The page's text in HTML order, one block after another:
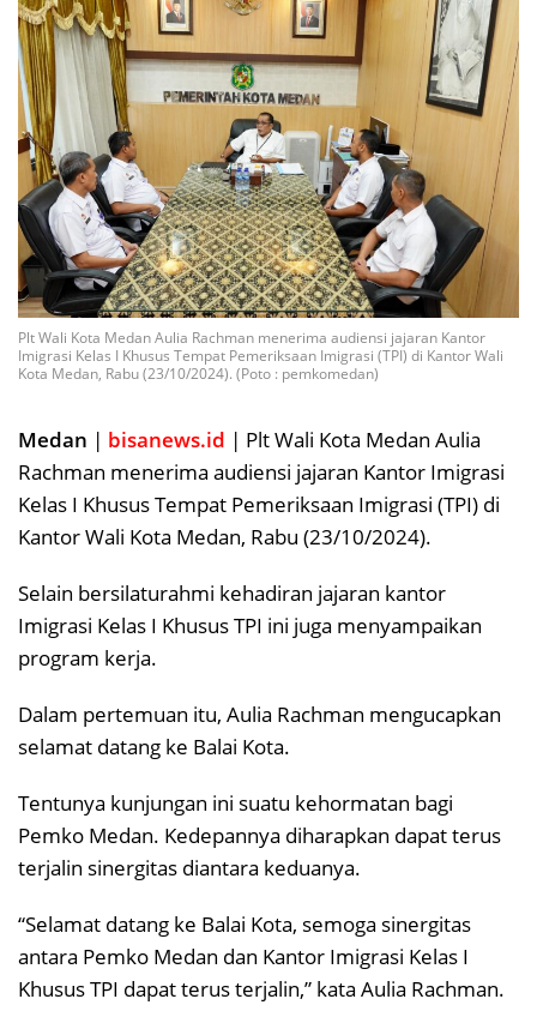
Plt Wali Kota Medan Aulia Rachman menerima audiensi jajaran Kantor
Imigrasi Kelas I Khusus Tempat Pemeriksaan Imigrasi (TPI) di Kantor Wali
Kota Medan, Rabu (23/10/2024). (Poto : pemkomedan)
Medan | bisanews.id | Plt Wali Kota Medan Aulia
Rachman menerima audiensi jajaran Kantor Imigrasi
Kelas I Khusus Tempat Pemeriksaan Imigrasi (TPI) di
Kantor Wali Kota Medan, Rabu (23/10/2024).
Selain bersilaturahmi kehadiran jajaran kantor
Imigrasi Kelas I Khusus TPI ini juga menyampaikan
program kerja.
Dalam pertemuan itu, Aulia Rachman mengucapkan
selamat datang ke Balai Kota.
Tentunya kunjungan ini suatu kehormatan bagi
Pemko Medan. Kedepannya diharapkan dapat terus
terjalin sinergitas diantara keduanya.
“Selamat datang ke Balai Kota, semoga sinergitas
antara Pemko Medan dan Kantor Imigrasi Kelas I
Khusus TPI dapat terus terjalin,” kata Aulia Rachman.